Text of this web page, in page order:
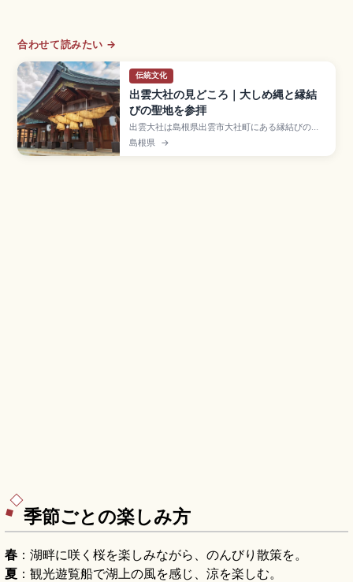
合わせて読みたい →
伝統文化
出雲大社の見どころ｜大しめ縄と縁結
びの聖地を参拝
出雲大社は島根県出雲市大社町にある縁結びの神
様・大国主大神を祀る古社で、「古事記」「日本
書紀」にも記される日本最古級の神社。延享元年
島根県 →
季節ごとの楽しみ方
春 ：湖畔に咲く桜を楽しみながら、のんびり散策を。
夏 ：観光遊覧船で湖上の風を感じ、涼を楽しむ。